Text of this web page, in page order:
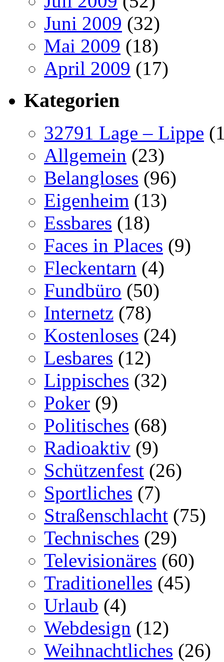
Juni 2009 (32)
Mai 2009 (18)
April 2009 (17)
Kategorien
32791 Lage – Lippe
Allgemein (23)
Belangloses (96)
Eigenheim (13)
Essbares (18)
Faces in Places (9)
Fleckentarn (4)
Fundbüro (50)
Internetz (78)
Kostenloses (24)
Lesbares (12)
Lippisches (32)
Poker (9)
Politisches (68)
Radioaktiv (9)
Schützenfest (26)
Sportliches (7)
Straßenschlacht (75)
Technisches (29)
Televisionäres (60)
Traditionelles (45)
Urlaub (4)
Webdesign (12)
Weihnachtliches (26)